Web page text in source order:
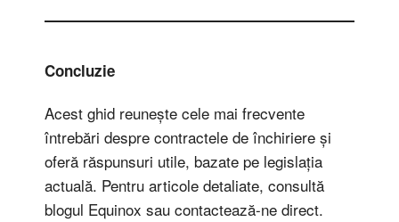
Concluzie
Acest ghid reunește cele mai frecvente
întrebări despre contractele de închiriere și
oferă răspunsuri utile, bazate pe legislația
actuală. Pentru articole detaliate, consultă
blogul Equinox sau contactează-ne direct.